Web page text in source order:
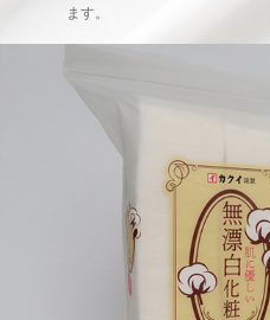
ます。